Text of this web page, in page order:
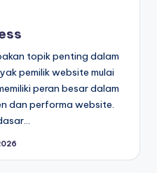
topik penting dalam
pemilik website mulai
peran besar dalam
dan performa website.